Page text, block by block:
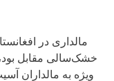
خشک‌سالی مقابل
ویژه به مالداران